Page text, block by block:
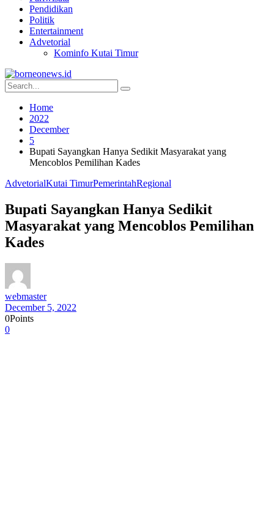
Pendidikan
Politik
Entertainment
Advetorial
Kominfo Kutai Timur
Home
2022
December
5
Bupati Sayangkan Hanya Sedikit Masyarakat yang
Mencoblos Pemilihan Kades
AdvetorialKutai TimurPemerintahRegional
Bupati Sayangkan Hanya Sedikit
Masyarakat yang Mencoblos Pemilihan
Kades
webmaster
December 5, 2022
0Points
0